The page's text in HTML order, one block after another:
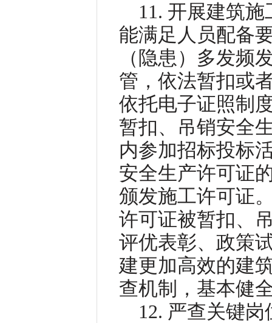
11. 开展建筑
能满足人员配备
（隐患）多发频
管，依法暂扣或
依托电子证照制
暂扣、吊销安全
内参加招标投标
安全生产许可证
颁发施工许可证
许可证被暂扣、
评优表彰、政策
建更加高效的建
查机制，基本健
12. 严查关键